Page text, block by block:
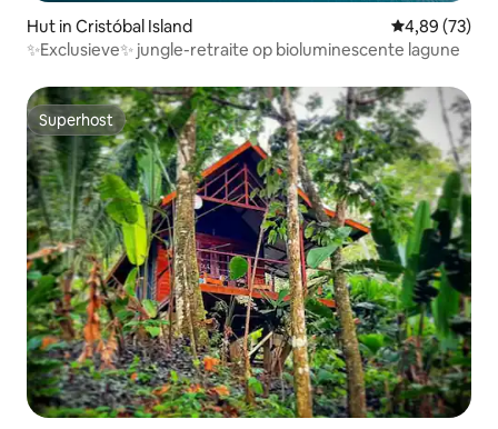
Hut in Cristóbal Island Gemiddelde
4,89 (73)
✨Exclusieve✨ jungle-retraite op bioluminescente lagune
Superhost
Superhost